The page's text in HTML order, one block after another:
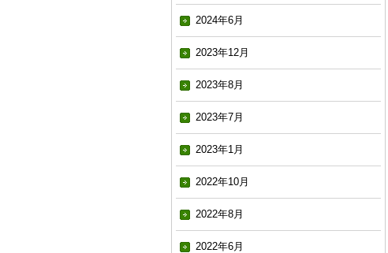
2024年6月
2023年12月
2023年8月
2023年7月
2023年1月
2022年10月
2022年8月
2022年6月